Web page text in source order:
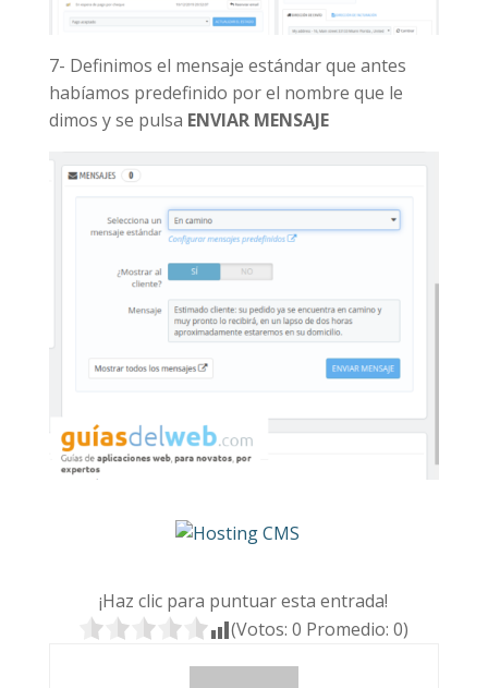
7- Definimos el mensaje estándar que antes
habíamos predefinido por el nombre que le
dimos y se pulsa ENVIAR MENSAJE
¡Haz clic para puntuar esta entrada!
(Votos:0 Promedio:0)